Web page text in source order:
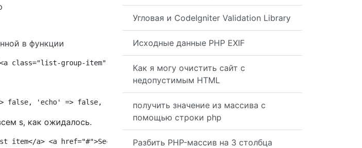
Угловая и CodeIgniter Validation Library
Исходные данные PHP EXIF
Как я могу очистить сайт с
недопустимым HTML
получить значение из массива с
помощью строки php
Разбить PHP-массив на 3 столбца
в функции
class="list-group-item"', $ulclass, 1); } add_filter('wp_nav_menu','add_menuclass');
false, 'echo' => false, 'items_wrap' => '%3$s', 'depth' => 0, ); echo
s, как ожидалось.
a> <a href="#">Second item</a> </div>